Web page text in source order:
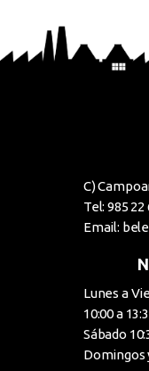
C)
Tel: 985 22
Email:
Lunes a
10:00 a
Sábado
Domingos